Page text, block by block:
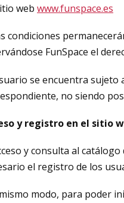
web www.funspace.es
condiciones
FunSpace el
se encuentra sujeto
no siendo
y registro en el sitio
y consulta al
el registro de los
modo, para poder